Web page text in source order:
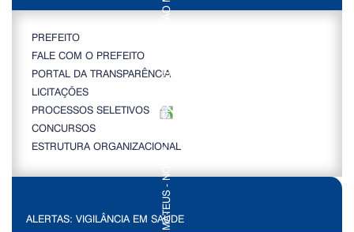
PREFEITO
FALE COM O PREFEITO
PORTAL DA TRANSPARÊNCIA
LICITAÇÕES
PROCESSOS SELETIVOS
CONCURSOS
ESTRUTURA ORGANIZACIONAL
ALERTAS: VIGILÂNCIA EM SAÚDE